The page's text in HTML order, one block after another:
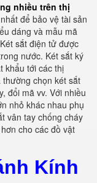
nhiều trên thị
để bảo vệ tài sản
dáng và mẫu mã
sắt điện tử được
nước. Két sắt ký
khẩu tới các thị
chọn két sắt
đổi mã vv. Với nhiều
nhỏ khác nhau phụ
vân tay chống cháy
cho các đồ vật
Kính